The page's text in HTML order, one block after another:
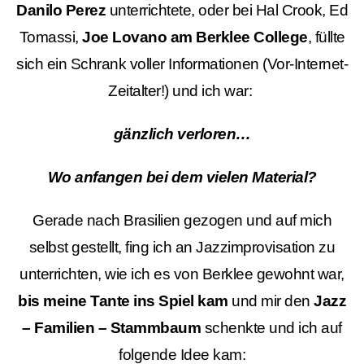
Danilo Perez unterrichtete, oder bei Hal Crook, Ed
Tomassi, Joe Lovano am Berklee College, füllte
sich ein Schrank voller Informationen (Vor-Internet-
Zeitalter!) und ich war:
gänzlich verloren…
Wo anfangen bei dem vielen Material?
Gerade nach Brasilien gezogen und auf mich
selbst gestellt, fing ich an Jazzimprovisation zu
unterrichten, wie ich es von Berklee gewohnt war,
bis meine Tante ins Spiel kam und mir den Jazz
– Familien – Stammbaum schenkte und ich auf
folgende Idee kam: